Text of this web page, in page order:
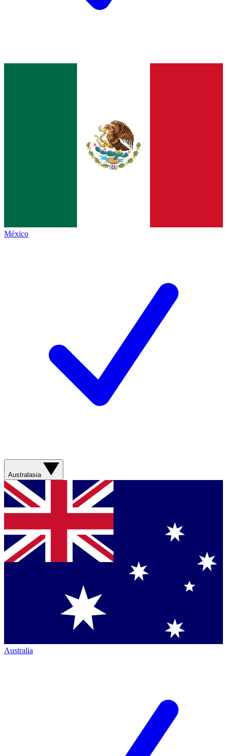
México
Australasia
Australia